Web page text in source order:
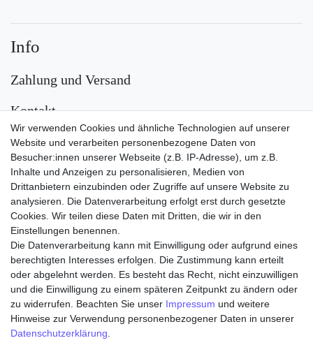
Wir verwenden Cookies und ähnliche Technologien auf unserer
Website und verarbeiten personenbezogene Daten von
Besucher:innen unserer Webseite (z.B. IP-Adresse), um z.B.
Inhalte und Anzeigen zu personalisieren, Medien von
Drittanbietern einzubinden oder Zugriffe auf unsere Website zu
analysieren. Die Datenverarbeitung erfolgt erst durch gesetzte
Cookies. Wir teilen diese Daten mit Dritten, die wir in den
Einstellungen benennen.
Die Datenverarbeitung kann mit Einwilligung oder aufgrund eines
berechtigten Interesses erfolgen. Die Zustimmung kann erteilt
oder abgelehnt werden. Es besteht das Recht, nicht einzuwilligen
und die Einwilligung zu einem späteren Zeitpunkt zu ändern oder
zu widerrufen. Beachten Sie unser Impressum und weitere
Hinweise zur Verwendung personenbezogener Daten in unserer
Daten­schutz­erklärung
Info
Zahlung und Versand
Kontakt
Versand
Zahlungsarten